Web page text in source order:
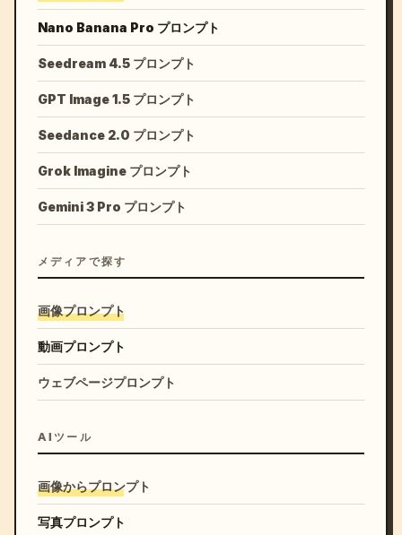
Nano Banana Pro プロンプト
Seedream 4.5 プロンプト
GPT Image 1.5 プロンプト
Seedance 2.0 プロンプト
Grok Imagine プロンプト
Gemini 3 Pro プロンプト
メディアで探す
画像プロンプト
動画プロンプト
ウェブページプロンプト
AIツール
画像からプロンプト
写真プロンプト